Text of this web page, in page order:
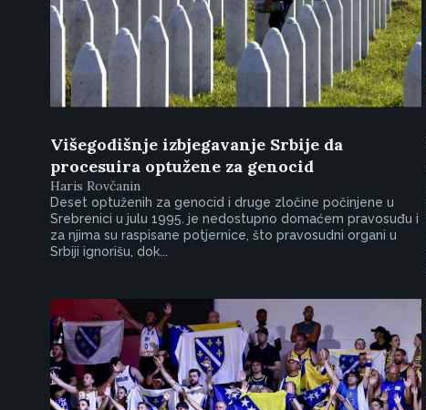
Višegodišnje izbjegavanje Srbije da
procesuira optužene za genocid
Haris Rovčanin
Deset optuženih za genocid i druge zločine počinjene u
Srebrenici u julu 1995. je nedostupno domaćem pravosuđu i
za njima su raspisane potjernice, što pravosudni organi u
Srbiji ignorišu, dok...